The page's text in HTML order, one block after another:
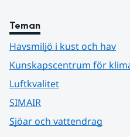
Teman
Havsmiljö i kust och hav
Kunskapscentrum för
Luftkvalitet
SIMAIR
Sjöar och vattendrag